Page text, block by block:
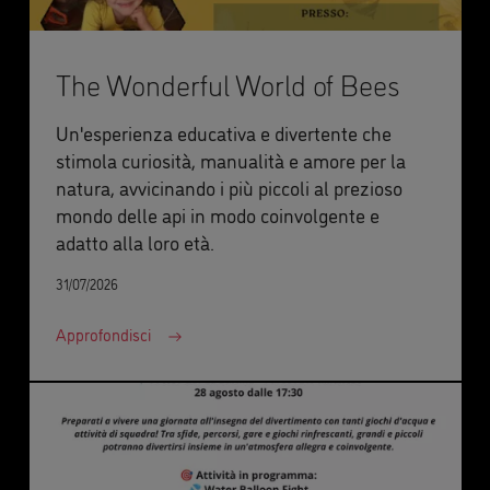
The Wonderful World of Bees
Un'esperienza educativa e divertente che
stimola curiosità, manualità e amore per la
natura, avvicinando i più piccoli al prezioso
mondo delle api in modo coinvolgente e
adatto alla loro età.
31/07/2026
Approfondisci